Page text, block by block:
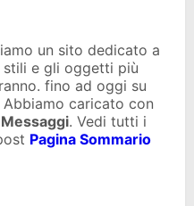
un sito dedicato a
e gli oggetti più
fino ad oggi su
caricato con
. Vedi tutti i
Pagina Sommario